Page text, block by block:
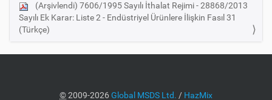
N
a
v
i
(Arşivlendi) 7606/1995 Sayılı İthalat Rejimi - 28868/2013
Sayılı Ek Karar: Liste 2 - Endüstriyel Ürünlere İlişkin Fasıl 31
(Türkçe)
©2009-2026Global MSDS Ltd. / HazMix